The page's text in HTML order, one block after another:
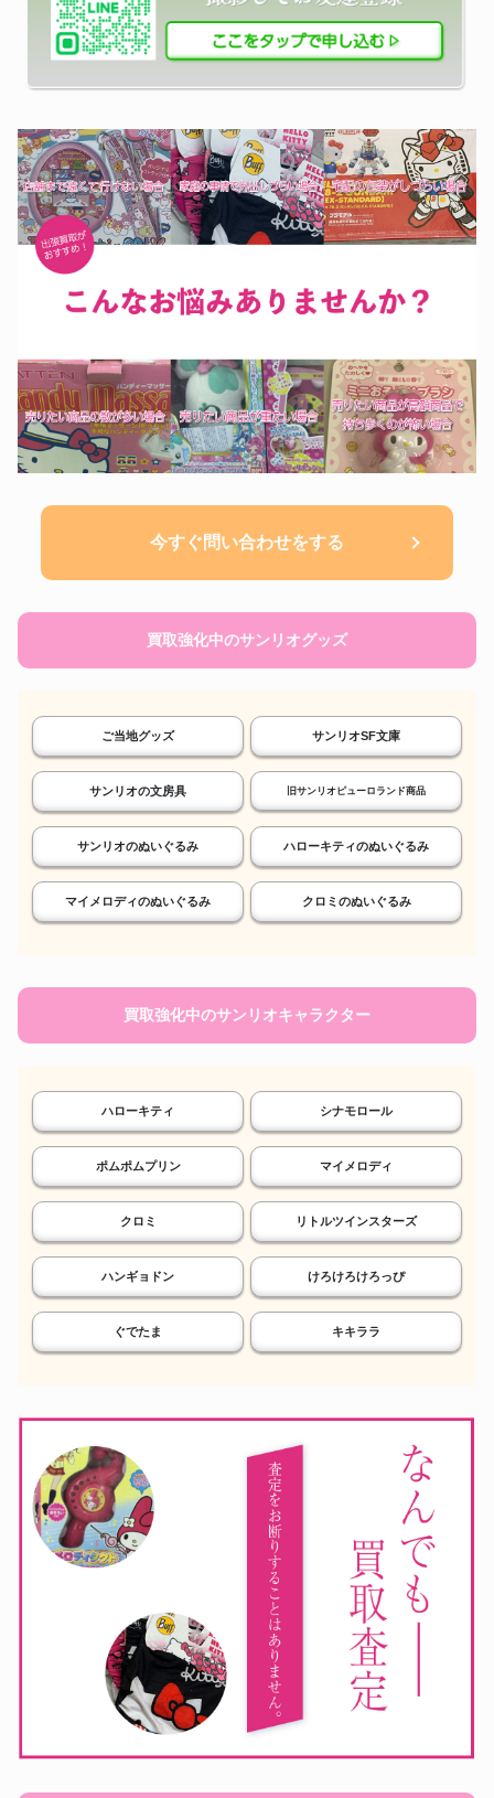
今すぐ問い合わせをする
買取強化中のサンリオグッズ
ご当地グッズ サンリオSF文庫
サンリオの文房具 旧サンリオピューロランド商品
サンリオのぬいぐるみ ハローキティのぬいぐるみ
マイメロディのぬいぐるみ クロミのぬいぐるみ
買取強化中のサンリオキャラクター
ハローキティ シナモロール
ポムポムプリン マイメロディ
クロミ リトルツインスターズ
ハンギョドン けろけろけろっぴ
ぐでたま キキララ